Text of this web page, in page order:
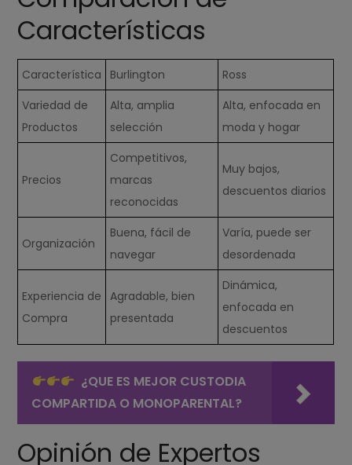
Características
Característica Burlington
Ross
Variedad de
Productos
Alta, amplia
selección
Alta, enfocada en
moda y hogar
Precios
Competitivos,
marcas
reconocidas
Muy bajos,
descuentos diarios
Organización
Buena, fácil de
navegar
Varía, puede ser
desordenada
Experiencia de
Compra
Agradable, bien
presentada
Dinámica,
enfocada en
descuentos
¿QUE ES MEJOR CUSTODIA
COMPARTIDA O MONOPARENTAL?
Opinión de Expertos